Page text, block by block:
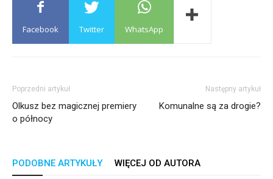
Facebook Twitter WhatsApp
Poprzedni artykuł
Olkusz bez magicznej premiery
o północy
Następny artykuł
Komunalne są za drogie?
PODOBNE ARTYKUŁY WIĘCEJ OD AUTORA